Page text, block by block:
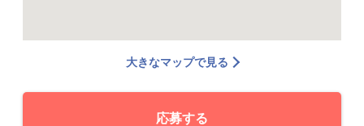
大きなマップで見る
応募する